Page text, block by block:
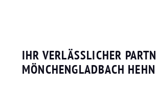
IHR VERLÄSSLICHER
MÖNCHENGLADBACH HEHN